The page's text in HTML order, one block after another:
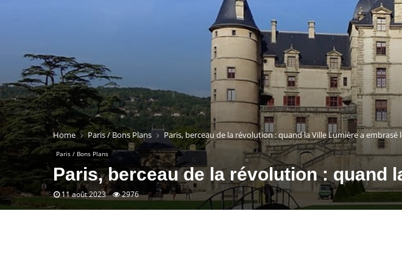
Home Paris / Bons Plans Paris, berceau de la révolution : quand la Ville Lumière a embrasé
Paris / Bons Plans
Paris, berceau de la révolution : quand
11 août 2023 2976